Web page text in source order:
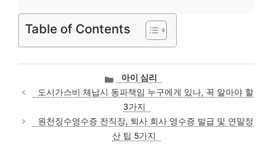
Table of Contents
카
테
고
리
아이 심리
도시가스비 체납시 동파책임 누구에게 있나, 꼭 알아야 할
3가지
원천징수영수증 전직장, 퇴사 회사 영수증 발급 및 연말정
산 팁 5가지